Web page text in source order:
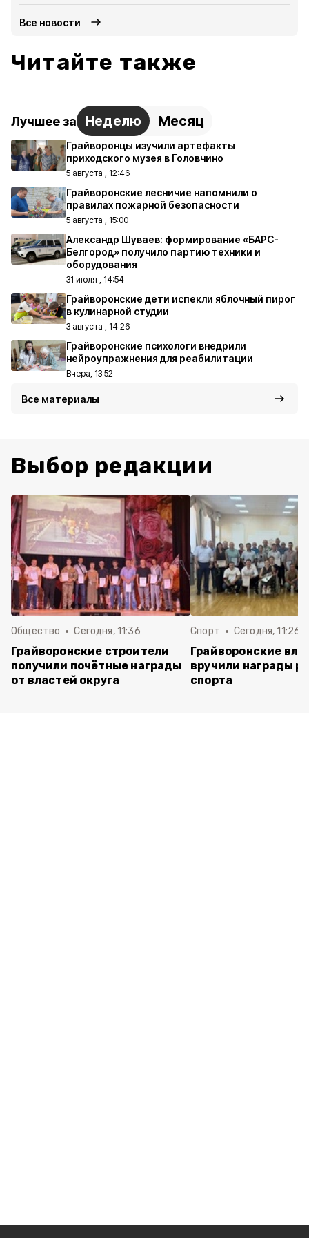
Все новости
Читайте также
Лучшее за Неделю Месяц
Грайворонцы изучили артефакты
приходского музея в Головчино
5 августа , 12:46
Грайворонские лесничие напомнили о
правилах пожарной безопасности
5 августа , 15:00
Александр Шуваев: формирование «БАРС-
Белгород» получило партию техники и
оборудования
31 июля , 14:54
Грайворонские дети испекли яблочный пирог
в кулинарной студии
3 августа , 14:26
Грайворонские психологи внедрили
нейроупражнения для реабилитации
Вчера, 13:52
Все материалы
Выбор редакции
Общество Сегодня, 11:36
Грайворонские строители
получили почётные награды
от властей округа
Спорт Сегодня, 11:26
Грайворонские
вручили награды
спорта